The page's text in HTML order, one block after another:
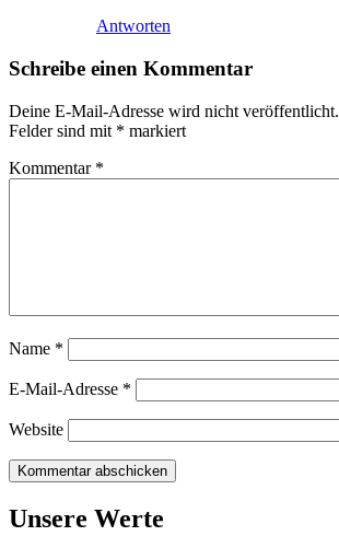
Antworten
Schreibe einen Kommentar
Deine E-Mail-Adresse wird nicht veröffentlicht.
Felder sind mit * markiert
Kommentar *
Name *
E-Mail-Adresse *
Website
Unsere Werte